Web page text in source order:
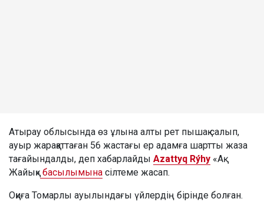
Атырау облысында өз ұлына алты рет пышақ салып,
ауыр жарақаттаған 56 жастағы ер адамға шартты жаза
тағайындалды, деп хабарлайды Azattyq Rýhy «Ақ
Жайық»басылымына сілтеме жасап.
Оқиға Томарлы ауылындағы үйлердің бірінде болған.